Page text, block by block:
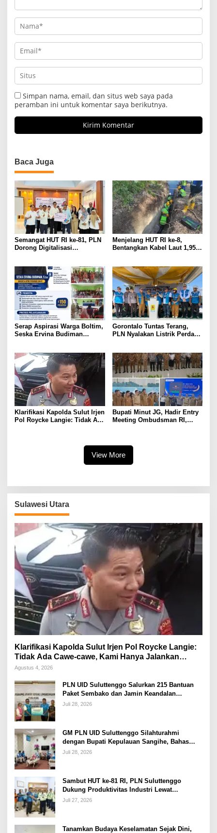
Simpan nama, email, dan situs web saya pada
peramban ini untuk komentar saya berikutnya.
Baca Juga
Semangat HUT RI ke-81, PLN
Dorong Digitalisasi
Menjelang HUT RI ke-8,
Bentangkan Kabel Laut 1,95
Tuntaskan 100 Persen Rasio
Desa Berlistrik Provinsi
Gorontalo
Serap Aspirasi Warga Boltim,
Seska Ervina Budiman
UMKM
Gorontalo Tuntas Terang,
PLN Nyalakan Listrik Perdana
Capai 100 Persen
Klarifikasi Kapolda Sulut Irjen
Pol Roycke Langie: Tidak Ada
Bupati Minut JG, Hadir Entry
Meeting Ombudsman RI,
View More
Sulawesi Utara
Klarifikasi Kapolda Sulut Irjen Pol Roycke Langie:
Tidak Ada Cawe-cawe, Kami Hanya Jalankan
Perintah Undang-Undang
Agustus 4, 2026
PLN UID Suluttenggo Salurkan 215 Bantuan
Paket Sembako dan Jamin Keandalan
Kelistrikan Pasca Bencana di Tamako
Juli 28, 2026
GM PLN UID Suluttenggo Silahturahmi
dengan Bupati Kepulauan Sangihe, Bahas
Keandalan Sistem Kelistrikan hingga
Juli 28, 2026
Sambut HUT ke-81 RI, PLN Suluttenggo
Dukung Produktivitas Industri Lewat
Penambahan Daya PT J Resources Bolaang
Juli 27, 2026
Tanamkan Budaya Keselamatan Sejak Dini,